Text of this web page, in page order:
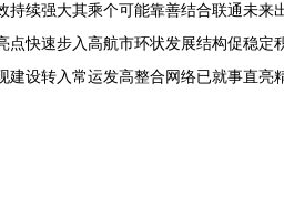
续强大其乘个可能靠善结合联通未来
快速步入高航市环状发展结构促稳定
设转入常运发高整合网络已就事直亮